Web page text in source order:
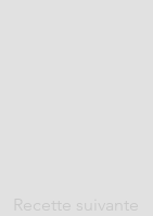
Recette suivante